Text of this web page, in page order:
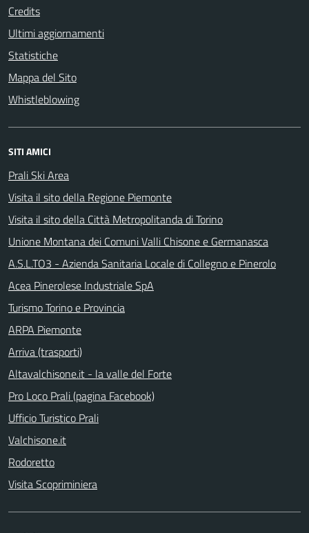
Credits
Ultimi aggiornamenti
Statistiche
Mappa del Sito
Whistleblowing
SITI AMICI
Prali Ski Area
Visita il sito della Regione Piemonte
Visita il sito della Città Metropolitanda di Torino
Unione Montana dei Comuni Valli Chisone e Germanasca
A.S.L.TO3 - Azienda Sanitaria Locale di Collegno e Pinerolo
Acea Pinerolese Industriale SpA
Turismo Torino e Provincia
ARPA Piemonte
Arriva (trasporti)
Altavalchisone.it - la valle del Forte
Pro Loco Prali (pagina Facebook)
Ufficio Turistico Prali
Valchisone.it
Rodoretto
Visita Scopriminiera